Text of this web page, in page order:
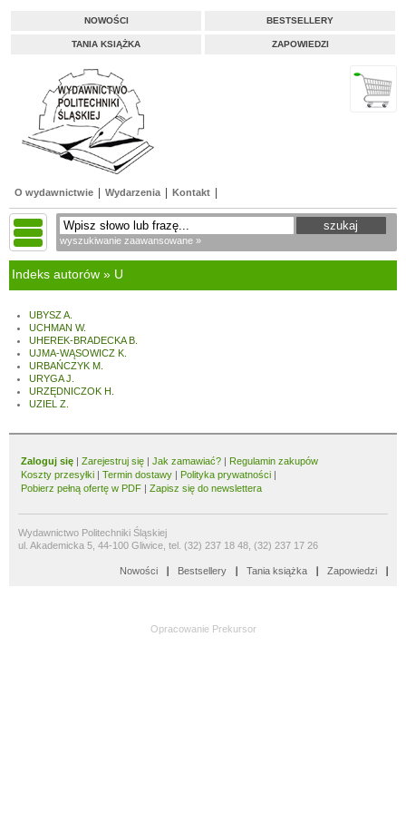
NOWOŚCI BESTSELLERY
TANIA KSIĄŻKA ZAPOWIEDZI
O wydawnictwie Wydarzenia Kontakt
wyszukiwanie zaawansowane »
Indeks autorów » U
UBYSZ A.
UCHMAN W.
UHEREK-BRADECKA B.
UJMA-WĄSOWICZ K.
URBAŃCZYK M.
URYGA J.
URZĘDNICZOK H.
UZIEL Z.
Zaloguj się | Zarejestruj się | Jak zamawiać? | Regulamin zakupów
Koszty przesyłki | Termin dostawy | Polityka prywatności |
Pobierz pełną ofertę w PDF | Zapisz się do newslettera
Wydawnictwo Politechniki Śląskiej
ul. Akademicka 5, 44-100 Gliwice, tel. (32) 237 18 48, (32) 237 17 26
Nowości Bestsellery Tania książka Zapowiedzi
Opracowanie Prekursor